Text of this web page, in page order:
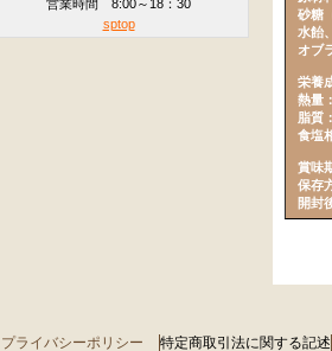
砂糖
水飴
オブ
栄
熱量
脂質
食塩
賞味
保存
開封
営業時間 8:00～18：30
sptop
プライバシーポリシー 特定商取引法に関する記述